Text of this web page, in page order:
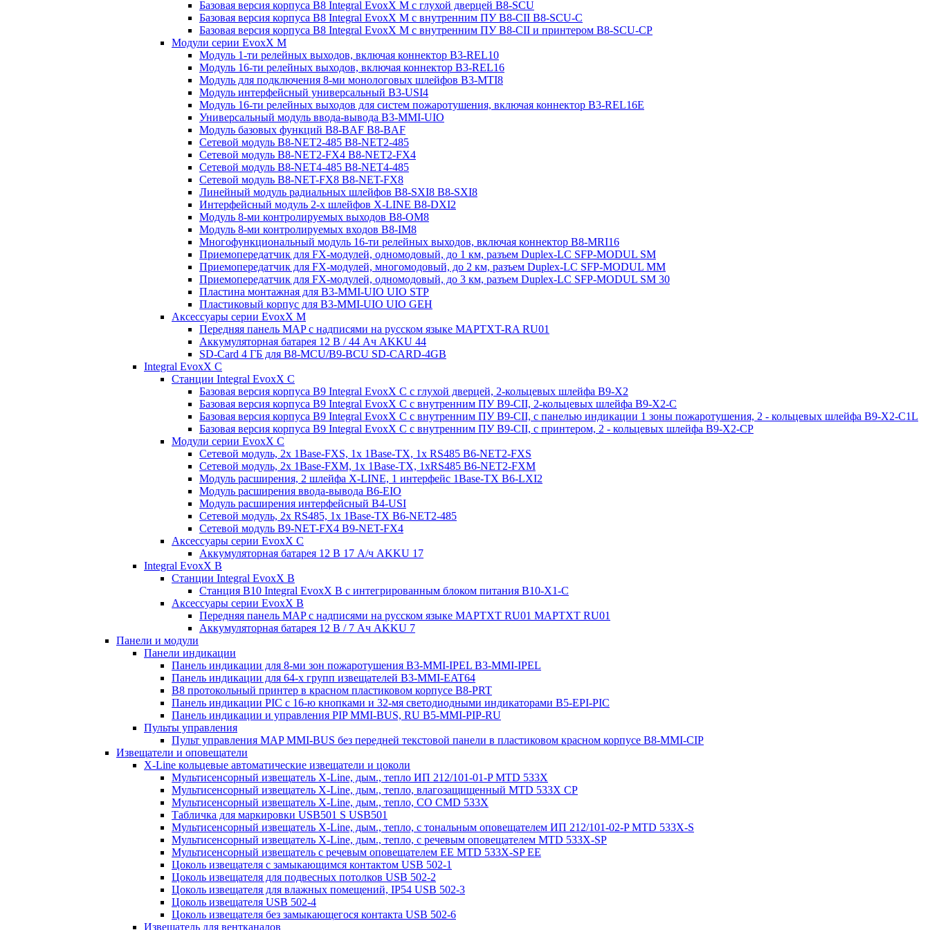
Базовая версия корпуса B8 Integral EvoxX M с глухой дверцей B8-SCU
Базовая версия корпуса B8 Integral EvoxX M с внутренним ПУ B8-CII B8-SCU-C
Базовая версия корпуса B8 Integral EvoxX M с внутренним ПУ B8-CII и принтером B8-SCU-CP
Модули серии EvoxX M
Модуль 1-ти релейных выходов, включая коннектор B3-REL10
Модуль 16-ти релейных выходов, включая коннектор B3-REL16
Модуль для подключения 8-ми монологовых шлейфов B3-MTI8
Модуль интерфейсный универсальный B3-USI4
Модуль 16-ти релейных выходов для систем пожаротушения, включая коннектор B3-REL16E
Универсальный модуль ввода-вывода B3-MMI-UIO
Модуль базовых функций B8-BAF B8-BAF
Сетевой модуль B8-NET2-485 B8-NET2-485
Сетевой модуль B8-NET2-FX4 B8-NET2-FX4
Сетевой модуль B8-NET4-485 B8-NET4-485
Сетевой модуль B8-NET-FX8 B8-NET-FX8
Линейный модуль радиальных шлейфов B8-SXI8 B8-SXI8
Интерфейсный модуль 2-х шлейфов X-LINE B8-DXI2
Модуль 8-ми контролируемых выходов B8-OM8
Модуль 8-ми контролируемых входов B8-IM8
Многофункциональный модуль 16-ти релейных выходов, включая коннектор B8-MRI16
Приемопередатчик для FX-модулей, одномодовый, до 1 км, разъем Duplex-LC SFP-MODUL SM
Приемопередатчик для FX-модулей, многомодовый, до 2 км, разъем Duplex-LC SFP-MODUL MM
Приемопередатчик для FX-модулей, одномодовый, до 3 км, разъем Duplex-LC SFP-MODUL SM 30
Пластина монтажная для B3-MMI-UIO UIO STP
Пластиковый корпус для B3-MMI-UIO UIO GEH
Аксессуары серии EvoxX M
Передняя панель MAP с надписями на русском языке MAPTXT-RA RU01
Аккумуляторная батарея 12 В / 44 Aч AKKU 44
SD-Card 4 ГБ для B8-MCU/B9-BCU SD-CARD-4GB
Integral EvoxX C
Станции Integral EvoxX C
Базовая версия корпуса B9 Integral EvoxX C с глухой дверцей, 2-кольцевых шлейфа B9-X2
Базовая версия корпуса B9 Integral EvoxX C с внутренним ПУ B9-CII, 2-кольцевых шлейфа B9-X2-C
Базовая версия корпуса B9 Integral EvoxX C с внутренним ПУ B9-CII, с панелью индикации 1 зоны пожаротушения, 2 - кольцевых шлейфа B9-X2-C1L
Базовая версия корпуса B9 Integral EvoxX C с внутренним ПУ B9-CII, с принтером, 2 - кольцевых шлейфа B9-X2-CP
Модули серии EvoxX C
Сетевой модуль, 2x 1Base-FXS, 1x 1Base-TX, 1x RS485 B6-NET2-FXS
Сетевой модуль, 2x 1Base-FXM, 1x 1Base-TX, 1xRS485 B6-NET2-FXM
Модуль расширения, 2 шлейфа X-LINE, 1 интерфейс 1Base-TX B6-LXI2
Модуль расширения ввода-вывода B6-EIO
Модуль расширения интерфейсный B4-USI
Сетевой модуль, 2x RS485, 1x 1Base-TX B6-NET2-485
Сетевой модуль B9-NET-FX4 B9-NET-FX4
Аксессуары серии EvoxX C
Аккумуляторная батарея 12 В 17 A/ч AKKU 17
Integral EvoxX B
Станции Integral EvoxX B
Станция B10 Integral EvoxX B с интегрированным блоком питания B10-X1-C
Аксессуары серии EvoxX B
Передняя панель MAP с надписями на русском языке MAPTXT RU01 MAPTXT RU01
Аккумуляторная батарея 12 В / 7 Aч AKKU 7
Панели и модули
Панели индикации
Панель индикации для 8-ми зон пожаротушения B3-MMI-IPEL B3-MMI-IPEL
Панель индикации для 64-х групп извещателей B3-MMI-EAT64
B8 протокольный принтер в красном пластиковом корпусе B8-PRT
Панель индикации PIC с 16-ю кнопками и 32-мя светодиодными индикаторами B5-EPI-PIC
Панель индикации и управления PIP MMI-BUS, RU B5-MMI-PIP-RU
Пульты управления
Пульт управления MAP MMI-BUS без передней текстовой панели в пластиковом красном корпусе B8-MMI-CIP
Извещатели и оповещатели
X-Line кольцевые автоматические извещатели и цоколи
Мультисенсорный извещатель X-Line, дым., тепло ИП 212/101-01-P MTD 533X
Мультисенсорный извещатель X-Line, дым., тепло, влагозащищенный MTD 533X CP
Мультисенсорный извещатель X-Line, дым., тепло, СО CMD 533X
Табличка для маркировки USB501 S USB501
Мультисенсорный извещатель X-Line, дым., тепло, с тональным оповещателем ИП 212/101-02-P MTD 533X-S
Мультисенсорный извещатель X-Line, дым., тепло, с речевым оповещателем MTD 533X-SP
Мультисенсорный извещатель с речевым оповещателем EE MTD 533X-SP EE
Цоколь извещателя с замыкающимся контактом USB 502-1
Цоколь извещателя для подвесных потолков USB 502-2
Цоколь извещателя для влажных помещений, IP54 USB 502-3
Цоколь извещателя USB 502-4
Цоколь извещателя без замыкающегося контакта USB 502-6
Извещатель для вентканалов